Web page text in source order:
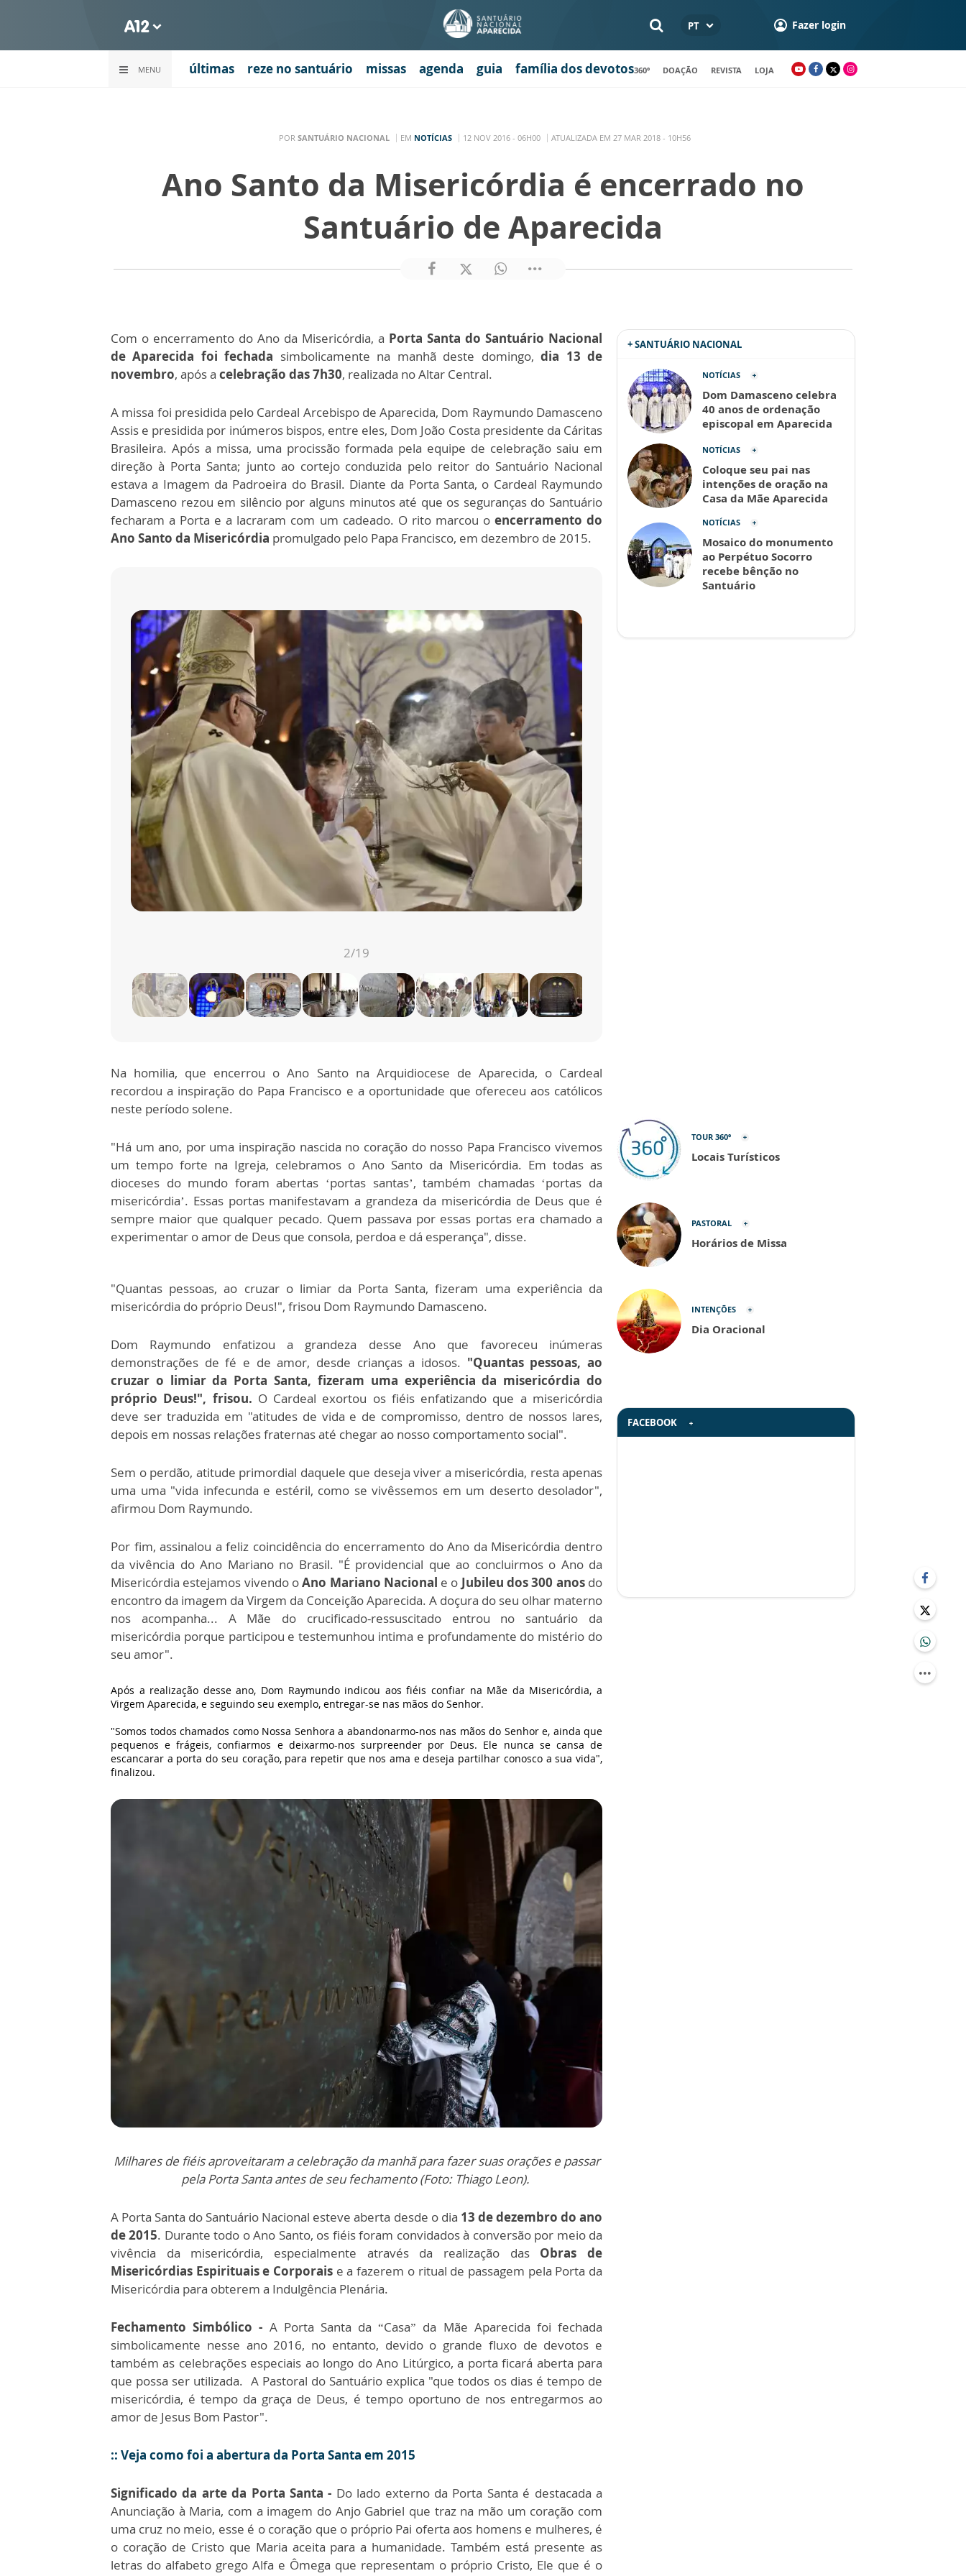
PT Fazer login
MENU últimas reze no santuário missas agenda guia família dos devotos360º DOAÇÃO REVISTA LOJA
POR SANTUÁRIO NACIONAL EM NOTÍCIAS 12 NOV 2016 - 06H00 ATUALIZADA EM 27 MAR 2018 - 10H56
Ano Santo da Misericórdia é encerrado no
Santuário de Aparecida
Com o encerramento do Ano da Misericórdia, a Porta Santa do Santuário Nacional
de Aparecida foi fechada simbolicamente na manhã deste domingo,dia 13 de
novembro, após a celebração das 7h30, realizada no Altar Central.
A missa foi presidida pelo Cardeal Arcebispo de Aparecida, Dom Raymundo Damasceno
Assis e presidida por inúmeros bispos, entre eles, Dom João Costa presidente da Cáritas
Brasileira. Após a missa, uma procissão formada pela equipe de celebração saiu em
direção à Porta Santa; junto ao cortejo conduzida pelo reitor do Santuário Nacional
estava a Imagem da Padroeira do Brasil. Diante da Porta Santa, o Cardeal Raymundo
Damasceno rezou em silêncio por alguns minutos até que os seguranças do Santuário
fecharam a Porta e a lacraram com um cadeado. O rito marcou o encerramento do
Ano Santo da Misericórdia promulgado pelo Papa Francisco, em dezembro de 2015.
2/19
Na homilia, que encerrou o Ano Santo na Arquidiocese de Aparecida, o Cardeal
recordou a inspiração do Papa Francisco e a oportunidade que ofereceu aos católicos
neste período solene.
"Há um ano, por uma inspiração nascida no coração do nosso Papa Francisco vivemos
um tempo forte na Igreja, celebramos o Ano Santo da Misericórdia. Em todas as
dioceses do mundo foram abertas ‘portas santas’, também chamadas ‘portas da
misericórdia’. Essas portas manifestavam a grandeza da misericórdia de Deus que é
sempre maior que qualquer pecado. Quem passava por essas portas era chamado a
experimentar o amor de Deus que consola, perdoa e dá esperança", disse.
"Quantas pessoas, ao cruzar o limiar da Porta Santa, fizeram uma experiência da
misericórdia do próprio Deus!", frisou Dom Raymundo Damasceno.
Dom Raymundo enfatizou a grandeza desse Ano que favoreceu inúmeras
demonstrações de fé e de amor, desde crianças a idosos. "Quantas pessoas, ao
cruzar o limiar da Porta Santa, fizeram uma experiência da misericórdia do
próprio Deus!", frisou. O Cardeal exortou os fiéis enfatizando que a misericórdia
deve ser traduzida em "atitudes de vida e de compromisso, dentro de nossos lares,
depois em nossas relações fraternas até chegar ao nosso comportamento social".
Sem o perdão, atitude primordial daquele que deseja viver a misericórdia, resta apenas
uma uma "vida infecunda e estéril, como se vivêssemos em um deserto desolador",
afirmou Dom Raymundo.
Por fim, assinalou a feliz coincidência do encerramento do Ano da Misericórdia dentro
da vivência do Ano Mariano no Brasil. "É providencial que ao concluirmos o Ano da
Misericórdia estejamos vivendo oAno Mariano Nacional e o Jubileu dos 300 anosdo
encontro da imagem da Virgem da Conceição Aparecida. A doçura do seu olhar materno
nos acompanha... A Mãe do crucificado-ressuscitado entrou no santuário da
misericórdia porque participou e testemunhou intima e profundamente do mistério do
seu amor".
Após a realização desse ano, Dom Raymundo indicou aos fiéis confiar na Mãe da Misericórdia, a
Virgem Aparecida, e seguindo seu exemplo, entregar-se nas mãos do Senhor.
"Somos todos chamados como Nossa Senhora a abandonarmo-nos nas mãos do Senhor e, ainda que
pequenos e frágeis, confiarmos e deixarmo-nos surpreender por Deus. Ele nunca se cansa de
escancarar a porta do seu coração, para repetir que nos ama e deseja partilhar conosco a sua vida",
finalizou.
Milhares de fiéis aproveitaram a celebração da manhã para fazer suas orações e passar
pela Porta Santa antes de seu fechamento (Foto: Thiago Leon).
A Porta Santa do Santuário Nacional esteve aberta desde o dia 13 de dezembro do ano
de 2015. Durante todo o Ano Santo, os fiéis foram convidados à conversão por meio da
vivência da misericórdia, especialmente através da realização das Obras de
Misericórdias Espirituais e Corporais e a fazerem o ritual de passagem pela Porta da
Misericórdia para obterem a Indulgência Plenária.
Fechamento Simbólico - A Porta Santa da “Casa” da Mãe Aparecida foi fechada
simbolicamente nesse ano 2016, no entanto, devido o grande fluxo de devotos e
também as celebrações especiais ao longo do Ano Litúrgico, a porta ficará aberta para
que possa ser utilizada. A Pastoral do Santuário explica "que todos os dias é tempo de
misericórdia, é tempo da graça de Deus, é tempo oportuno de nos entregarmos ao
amor de Jesus Bom Pastor".
:: Veja como foi a abertura da Porta Santa em 2015
Significado da arte da Porta Santa - Do lado externo da Porta Santa é destacada a
Anunciação à Maria, com a imagem do Anjo Gabriel que traz na mão um coração com
uma cruz no meio, esse é o coração que o próprio Pai oferta aos homens e mulheres, é
o coração de Cristo que Maria aceita para a humanidade. Também está presente as
letras do alfabeto grego Alfa e Ômega que representam o próprio Cristo, Ele que é o
+ SANTUÁRIO NACIONAL
NOTÍCIAS
Dom Damasceno celebra
40 anos de ordenação
episcopal em Aparecida
NOTÍCIAS
Coloque seu pai nas
intenções de oração na
Casa da Mãe Aparecida
NOTÍCIAS
Mosaico do monumento
ao Perpétuo Socorro
recebe bênção no
Santuário
TOUR 360º
Locais Turísticos
PASTORAL
Horários de Missa
INTENÇÕES
Dia Oracional
FACEBOOK